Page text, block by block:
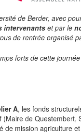
de Berder, avec
intervenantset par le
de rentrée organisé
forts de cette
A, les fonds
de
de mission agriculture